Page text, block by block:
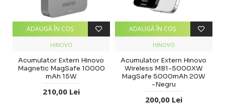
HINOVO
Acumulator Extern Hinovo
Magnetic MagSafe 10000
mAh 15W
210,00 Lei
ADAUGĂ ÎN COŞ
HINOVO
Acumulator Extern Hinovo
Wireless MB1-5000XW
MagSafe 5000mAh 20W
-Negru
200,00 Lei
ADAUGĂ ÎN COŞ